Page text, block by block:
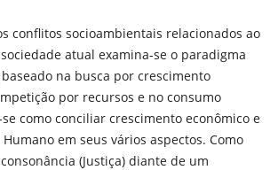
conflitos socioambientais relacionados ao
atual examina-se o paradigma
na busca por crescimento
por recursos e no consumo
como conciliar crescimento econômico e
em seus vários aspectos. Como
(Justiça) diante de um